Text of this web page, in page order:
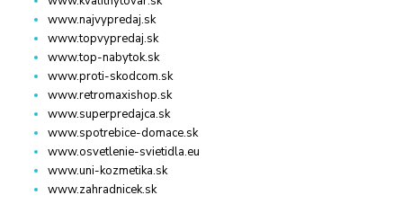
www.najvypredaj.sk
www.topvypredaj.sk
www.top-nabytok.sk
www.proti-skodcom.sk
www.retromaxishop.sk
www.superpredajca.sk
www.spotrebice-domace.sk
www.osvetlenie-svietidla.eu
www.uni-kozmetika.sk
www.zahradnicek.sk